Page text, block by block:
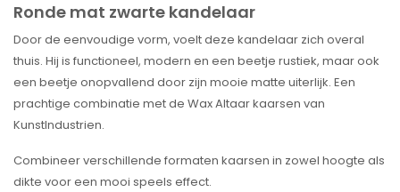
Ronde mat zwarte kandelaar
Door de eenvoudige vorm, voelt deze kandelaar zich overal
thuis. Hij is functioneel, modern en een beetje rustiek, maar ook
een beetje onopvallend door zijn mooie matte uiterlijk. Een
prachtige combinatie met de Wax Altaar kaarsen van
KunstIndustrien.
Combineer verschillende formaten kaarsen in zowel hoogte als
dikte voor een mooi speels effect.